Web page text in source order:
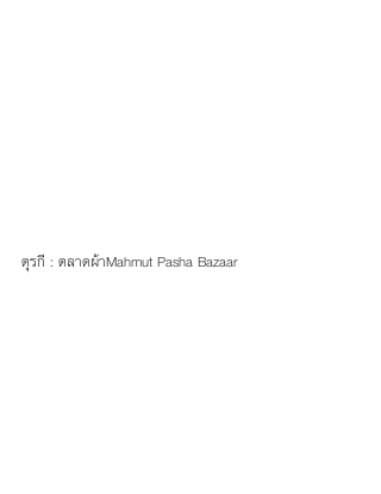
ตุรกี : ตลาดผ้าMahmut Pasha Bazaar